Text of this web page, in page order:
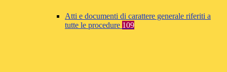
Atti e documenti di carattere generale riferiti a
tutte le procedure 109